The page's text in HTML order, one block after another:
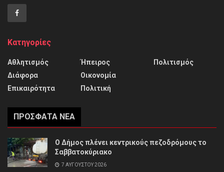
Κατηγορίες
Αθλητισμός
Διάφορα
Επικαιρότητα
Ήπειρος
Οικονομία
Πολιτική
Πολιτισμός
ΠΡΌΣΦΑΤΑ ΝΈΑ
Ο Δήμος πλένει κεντρικούς πεζοδρόμους το
Σαββατοκύριακο
7 ΑΥΓΟΎΣΤΟΥ 2026